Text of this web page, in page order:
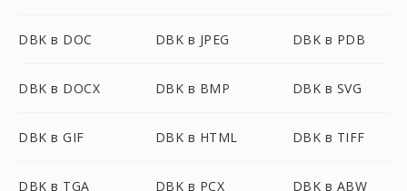
DBK в DOC DBK в JPEG DBK в PDB
DBK в DOCX DBK в BMP DBK в SVG
DBK в GIF DBK в HTML DBK в TIFF
DBK в TGA DBK в PCX DBK в ABW